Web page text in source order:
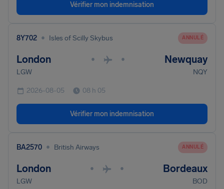
Vérifier mon indemnisation
8Y702 • Isles of Scilly Skybus ANNULÉ
London • • Newquay
LGW NQY
2026-08-05 08 h 05
Vérifier mon indemnisation
BA2570 • British Airways ANNULÉ
London • • Bordeaux
LGW BOD